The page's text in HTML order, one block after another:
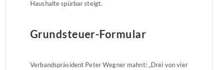
Haushalte spürbar steigt.
Grundsteuer-Formular
Verbandspräsident Peter Wegner mahnt: „Drei von vier